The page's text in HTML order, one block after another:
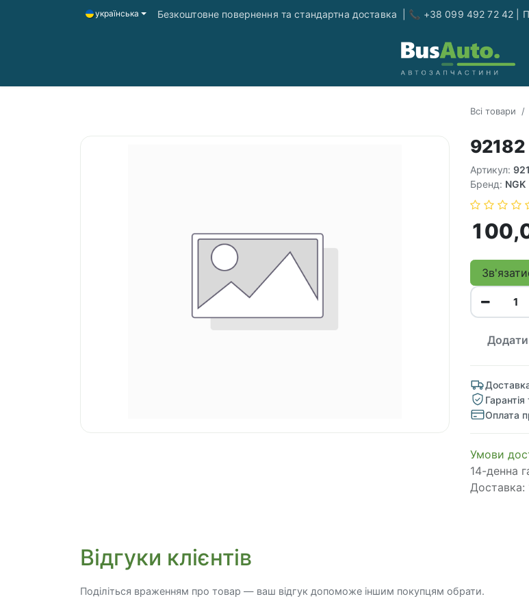
українська Безкоштовне повернення та стандартна доставка | 📞 +38 099 492 72 42 |
Зв'яжіться з нами
Всі товари
92182
Артикул:
Бренд: NGK
Доставка
Оплата
​​​​​​​​​​​​​​​​​​​​​​​​​​​​​​​​​​​​​​​​​​​​​​​​​​​​​​​​​​​​​​У​​м​о​в​​и​
14-денна
Доставка:
Відгуки клієнтів
Поділіться враженням про товар — ваш відгук допоможе іншим покупцям обрати.